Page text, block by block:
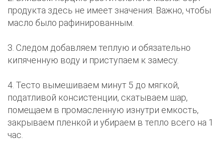
продукта здесь не имеет значения. Важно, чтобы
масло было рафинированным.
3. Следом добавляем теплую и обязательно
кипяченную воду и приступаем к замесу.
4. Тесто вымешиваем минут 5 до мягкой,
податливой консистенции, скатываем шар,
помещаем в промасленную изнутри емкость,
закрываем пленкой и убираем в тепло всего на 1
час.